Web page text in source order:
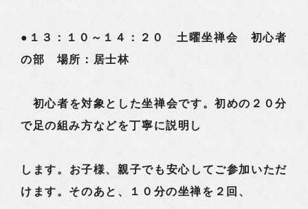
●１３：１０～１４：２０ 土曜坐禅会 初心者
の部 場所：居士林
初心者を対象とした坐禅会です。初めの２０分
で足の組み方などを丁寧に説明し
します。お子様、親子でも安心してご参加いただ
けます。そのあと、１０分の坐禅を２回、